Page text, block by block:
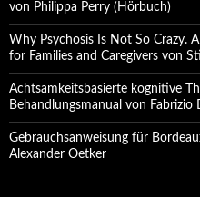
von Philippa Perry (Hörbuch)
Why Psychosis Is Not So Crazy.
for Families and Caregivers von
Achtsamkeitsbasierte kognitive
Behandlungsmanual von Fabrizio
Gebrauchsanweisung für
Alexander Oetker